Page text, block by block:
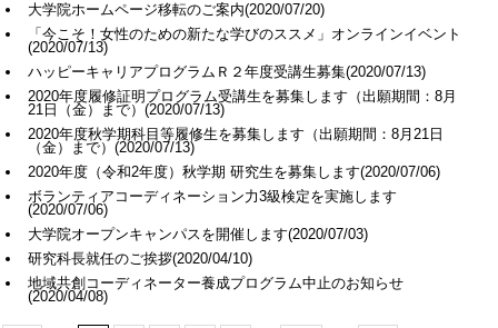
大学院ホームページ移転のご案内(2020/07/20)
「今こそ！女性のための新たな学びのススメ」オンラインイベント
(2020/07/13)
ハッピーキャリアプログラムＲ２年度受講生募集(2020/07/13)
2020年度履修証明プログラム受講生を募集します（出願期間：8月
21日（金）まで）(2020/07/13)
2020年度秋学期科目等履修生を募集します（出願期間：8月21日
（金）まで）(2020/07/13)
2020年度（令和2年度）秋学期 研究生を募集します(2020/07/06)
ボランティアコーディネーション力3級検定を実施します
(2020/07/06)
大学院オープンキャンパスを開催します(2020/07/03)
研究科長就任のご挨拶(2020/04/10)
地域共創コーディネーター養成プログラム中止のお知らせ
(2020/04/08)